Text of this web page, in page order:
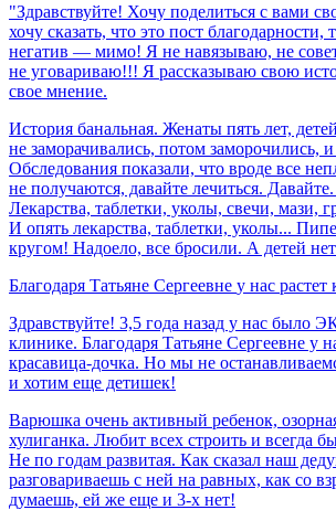
"Здравствуйте! Хочу поделиться с вами
хочу сказать, что это пост благодарности,
негатив — мимо! Я не навязываю, не
не уговариваю!!! Я рассказываю свою
свое мнение.
История банальная. Женаты пять лет,
не заморачивались, потом заморочились, и
Обследования показали, что вроде все
не получаются, давайте лечиться.
Лекарства, таблетки, уколы, свечи, мази,
И опять лекарства, таблетки, уколы...
кругом! Надоело, все бросили. А детей
Благодаря Татьяне Сергеевне у нас растет
Здравствуйте! 3,5 года назад у нас было
клинике. Благодаря Татьяне Сергеевне у
красавица-дочка. Но мы не
и хотим еще детишек!
Варюшка очень активный ребенок,
хулиганка. Любит всех строить и всегда
Не по годам развитая. Как сказал наш
разговариваешь с ней на равных, как со
думаешь, ей же еще и 3-х нет!